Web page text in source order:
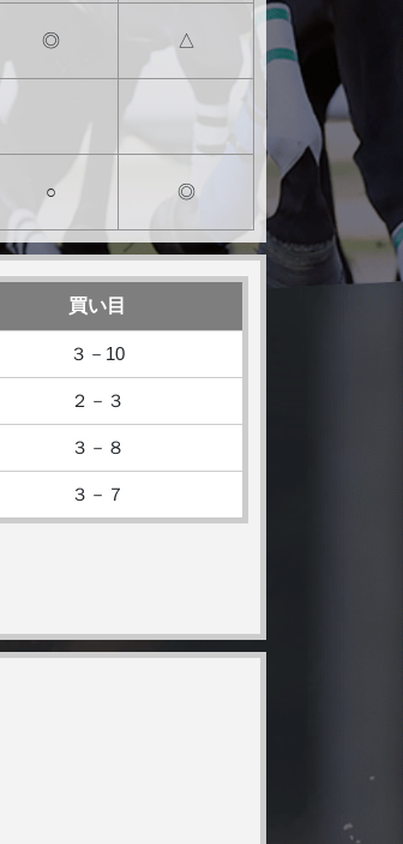
◎ △
○ ◎
買い目
３－10
２－３
３－８
３－７